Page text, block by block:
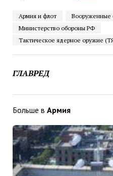
Армия и флот
Вооруженные
Министерство обороны РФ
Тактическое ядерное оружие
ГЛАВРЕД
Больше в Армия